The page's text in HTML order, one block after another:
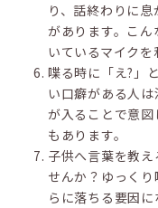
り、話終わりに
があります。こ
いているマイクを
喋る時に「え?」
い口癖がある人
が入ることで意
もあります。
子供へ言葉を教
せんか？ゆっく
らに落ちる要因